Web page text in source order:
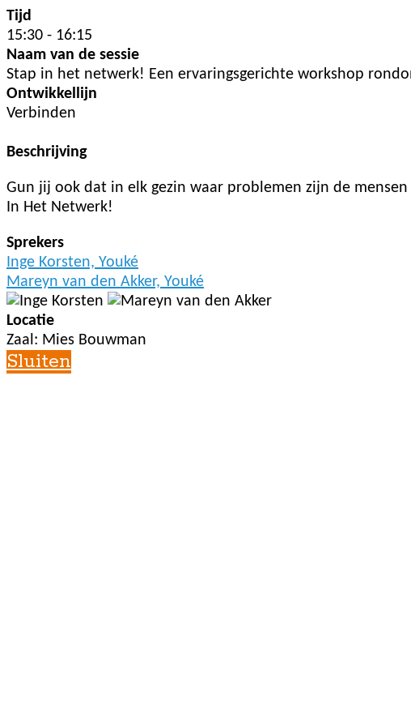
Tijd
15:30 - 16:15
Naam van de sessie
Stap in het netwerk! Een ervaringsgerichte workshop
Ontwikkellijn
Verbinden
Beschrijving
Gun jij ook dat in elk gezin waar problemen zijn de
In Het Netwerk!
Sprekers
Inge Korsten, Youké
Mareyn van den Akker, Youké
Locatie
Zaal: Mies Bouwman
Sluiten